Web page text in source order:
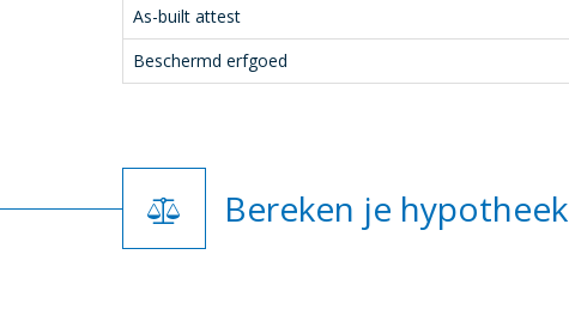
As-built attest
Beschermd erfgoed
Bereken je hypotheek